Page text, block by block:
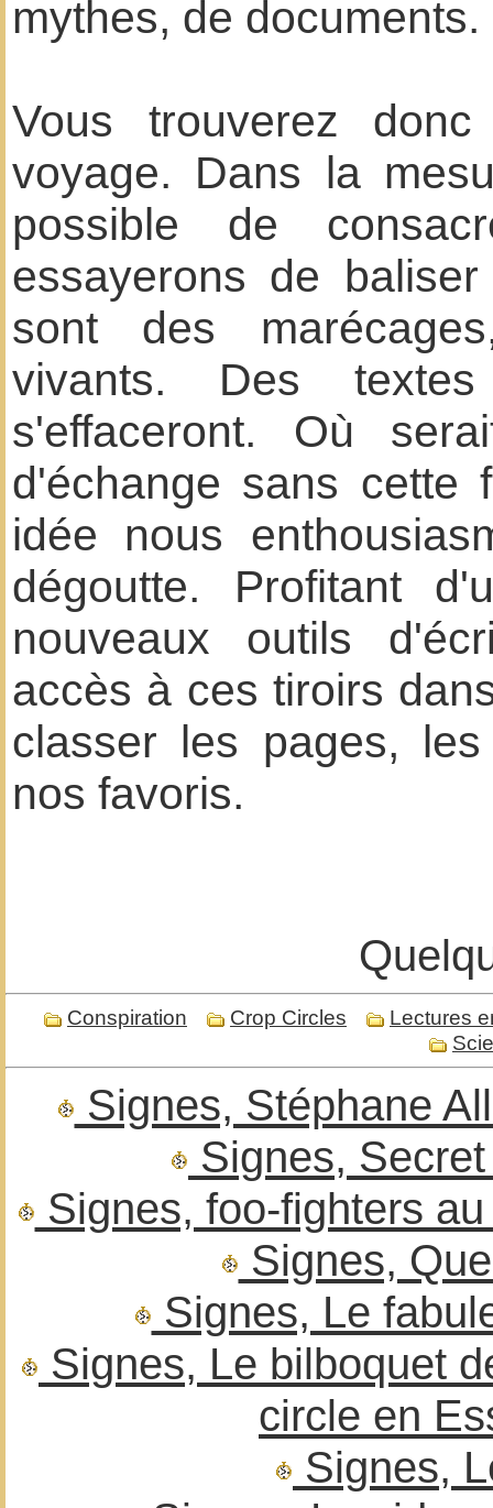
mythes, de documents.
Vous trouverez
voyage. Dans la
possible de
essayerons de
sont des
vivants. Des textes
s'effaceront. Où
d'échange sans cette
idée nous
dégoutte. Profitant
nouveaux outils
accès à ces tiroirs
classer les pages,
nos favoris.
Conspiration Crop Circles
Lectures
Signes, Stéphane
Signes,
Signes, foo-fighters
Signes,
Signes, Le
Signes, Le bilboquet
circle en
Signes,